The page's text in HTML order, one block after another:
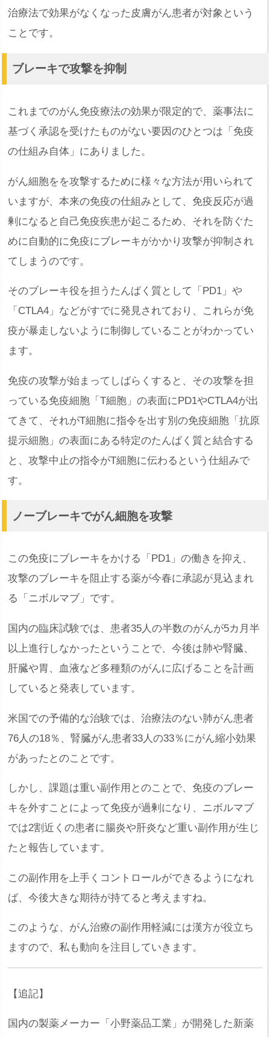
治療法で効果がなくなった皮膚がん患者が対象という
ことです。
ブレーキで攻撃を抑制
これまでのがん免疫療法の効果が限定的で、薬事法に
基づく承認を受けたものがない要因のひとつは「免疫
の仕組み自体」にありました。
がん細胞をを攻撃するために様々な方法が用いられて
いますが、本来の免疫の仕組みとして、免疫反応が過
剰になると自己免疫疾患が起こるため、それを防ぐた
めに自動的に免疫にブレーキがかかり攻撃が抑制され
てしまうのです。
そのブレーキ役を担うたんぱく質として「PD1」や
「CTLA4」などがすでに発見されており、これらが免
疫が暴走しないように制御していることがわかってい
ます。
免疫の攻撃が始まってしばらくすると、その攻撃を担
っている免疫細胞「T細胞」の表面にPD1やCTLA4が出
てきて、それがT細胞に指令を出す別の免疫細胞「抗原
提示細胞」の表面にある特定のたんぱく質と結合する
と、攻撃中止の指令がT細胞に伝わるという仕組みで
す。
ノーブレーキでがん細胞を攻撃
この免疫にブレーキをかける「PD1」の働きを抑え、
攻撃のブレーキを阻止する薬が今春に承認が見込まれ
る「ニボルマブ」です。
国内の臨床試験では、患者35人の半数のがんが5カ月半
以上進行しなかったということで、今後は肺や腎臓、
肝臓や胃、血液など多種類のがんに広げることを計画
していると発表しています。
米国での予備的な治験では、治療法のない肺がん患者
76人の18％、腎臓がん患者33人の33％にがん縮小効果
があったとのことです。
しかし、課題は重い副作用とのことで、免疫のブレー
キを外すことによって免疫が過剰になり、ニボルマブ
では2割近くの患者に腸炎や肝炎など重い副作用が生じ
たと報告しています。
この副作用を上手くコントロールができるようになれ
ば、今後大きな期待が持てると考えますね。
このような、がん治療の副作用軽減には漢方が役立ち
ますので、私も動向を注目していきます。
【追記】
国内の製薬メーカー「小野薬品工業」が開発した新薬